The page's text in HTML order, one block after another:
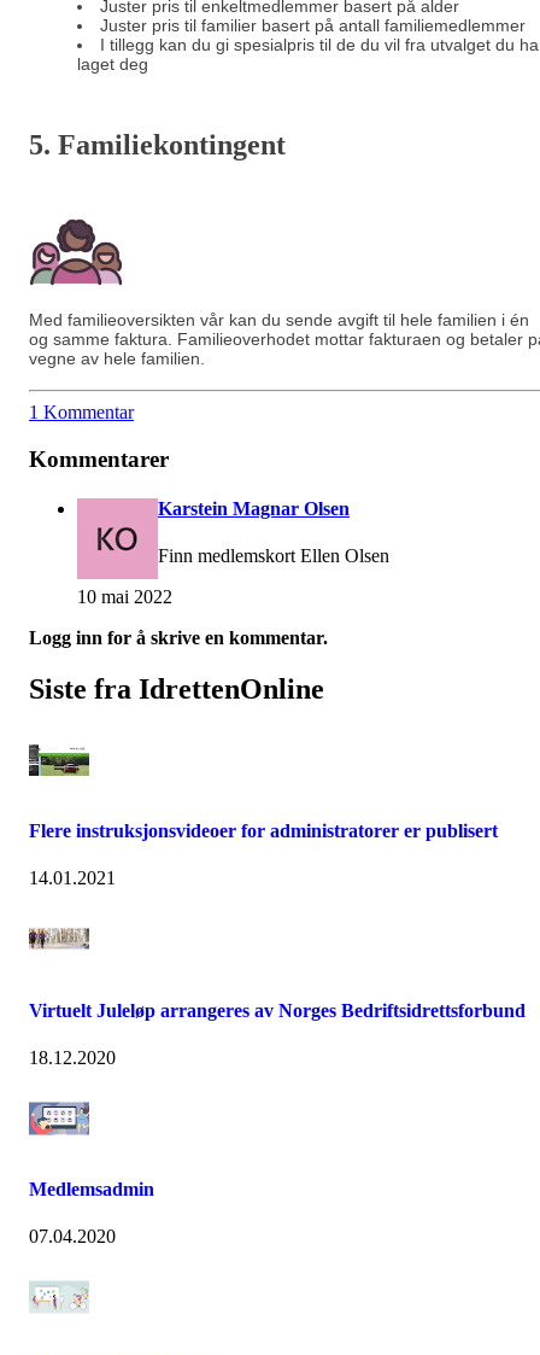
Juster pris til enkeltmedlemmer basert på alder
Juster pris til familier basert på antall familiemedlemmer
I tillegg kan du gi spesialpris til de du vil fra utvalget du
laget deg
5. Familiekontingent
Med familieoversikten vår kan du sende avgift til hele familien i én
og samme faktura. Familieoverhodet mottar fakturaen og betaler
vegne av hele familien.
1 Kommentar
Kommentarer
Karstein Magnar Olsen
Finn medlemskort Ellen Olsen
10 mai 2022
Logg inn for å skrive en kommentar.
Siste fra IdrettenOnline
Flere instruksjonsvideoer for administratorer er publisert
14.01.2021
Virtuelt Juleløp arrangeres av Norges Bedriftsidrettsforbund
18.12.2020
Medlemsadmin
07.04.2020